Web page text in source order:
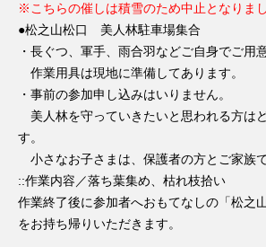
※こちらの催しは積雪のため中止となりまし
●松之山松口 美人林駐車場集合
・長ぐつ、軍手、雨合羽などご自身でご用
作業用具は現地に準備してあります。
・事前の参加申し込みはいりません。
美人林を守っていきたいと思われる方は
す。
小さなお子さまは、保護者の方とご家族
::作業内容／落ち葉集め、枯れ枝拾い
作業終了後に参加者へおもてなしの「松之
をお持ち帰りいただきます。